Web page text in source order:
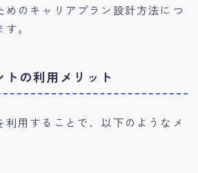
めのキャリアプラン設計方法につ
。
の利用メリット
利用することで、以下のようなメ